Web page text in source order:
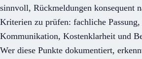
sinnvoll, Rückmeldungen konsequent
Kriterien zu prüfen: fachliche
Kommunikation, Kostenklarheit und
Wer diese Punkte dokumentiert,